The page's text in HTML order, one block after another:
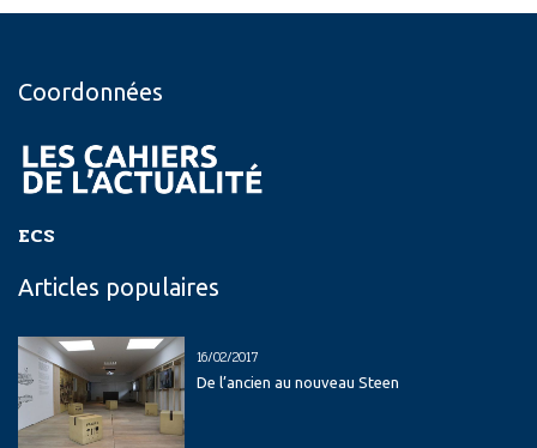
Coordonnées
ECS
Articles populaires
16/02/2017
De l’ancien au nouveau Steen